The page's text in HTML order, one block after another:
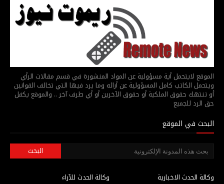
الموقع لايتحمل أية مسؤولية عن المواد المنشورة في قسم مقالات الرأي
ويتحمل الكاتب كامل المسؤولية عن أرائه وما يرد فيها التي تخالف القوانين
أو تنتهك حقوق الملكية أو حقوق الآخرين أو أي طرف آخر .. والموقع يكفل
حق الرد للجميع
البحث في الموقع
وكالة الحدث للآراء
وكالة الحدث الاخبارية